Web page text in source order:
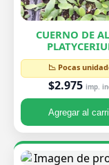
CUERNO DE
📉 Pocas
$2.975 imp.
Agregar al